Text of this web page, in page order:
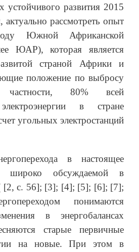
устойчивого развития 2015
рассмотреть опыт
Южной Африканской
ЮАР), которая является
страной Африки и
положение по выбросу
80% всей
в стране
угольных электростанций
в настоящее
широко обсуждаемой в
[2, с. 56]; [3]; [4]; [5]; [6]; [7];
понимаются
в энергобалансах
старые первичные
на новые. При этом в